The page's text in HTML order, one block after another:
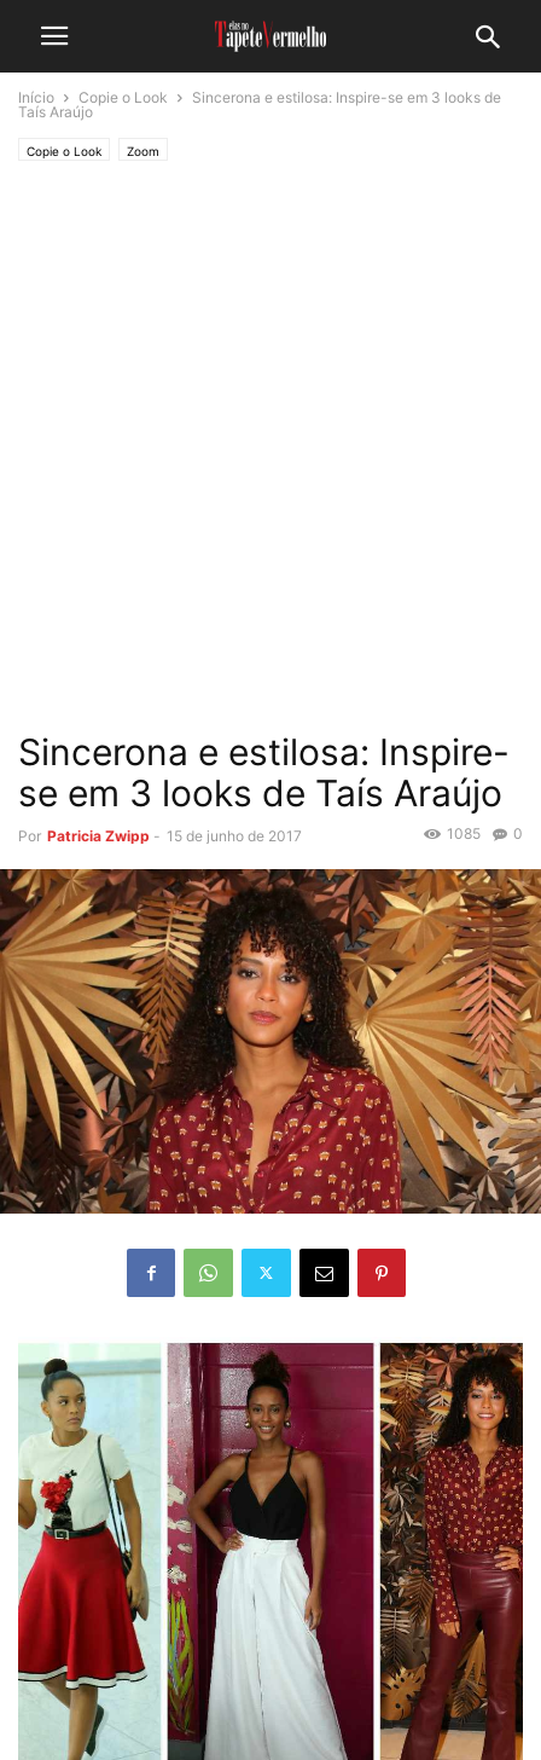
Início Copie o Look
Sincerona e estilosa: Inspire-se em 3 looks de
Taís Araújo
Copie o Look Zoom
Sincerona e estilosa: Inspire-
se em 3 looks de Taís Araújo
Por Patricia Zwipp - 15 de junho de 2017 0
1085